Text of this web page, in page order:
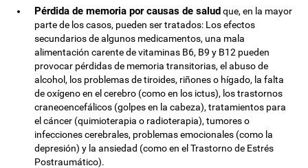
Pérdida de memoria por causas de saludque, en la mayor
parte de los casos, pueden ser tratados: Los efectos
secundarios de algunos medicamentos, una mala
alimentación carente de vitaminas B6, B9 y B12 pueden
provocar pérdidas de memoria transitorias, el abuso de
alcohol, los problemas de tiroides, riñones o hígado, la falta
de oxígeno en el cerebro (como en los ictus), los trastornos
craneoencefálicos (golpes en la cabeza), tratamientos para
el cáncer (quimioterapia o radioterapia), tumores o
infecciones cerebrales, problemas emocionales (como la
depresión) y la ansiedad (como en el Trastorno de Estrés
Postraumático).